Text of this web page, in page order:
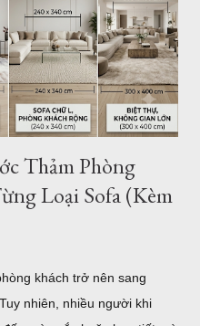
trí phòng khách, phòng
Châu Âu. Toàn bộ sản phẩm
tôi và nhập khẩu trực
tìm thấy cho mình một
Thảm Phòng
Loại Sofa (Kèm
khách trở nên sang
nhiên, nhiều người khi